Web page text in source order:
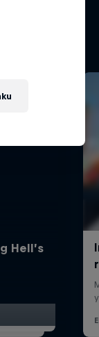
Hell’s